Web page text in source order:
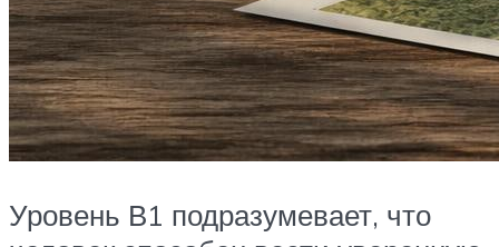
Уровень В1 подразумевает, что